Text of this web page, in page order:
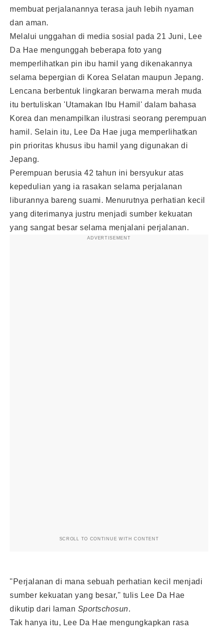
membuat perjalanannya terasa jauh lebih nyaman
dan aman.
Melalui unggahan di media sosial pada 21 Juni, Lee
Da Hae mengunggah beberapa foto yang
memperlihatkan pin ibu hamil yang dikenakannya
selama bepergian di Korea Selatan maupun Jepang.
Lencana berbentuk lingkaran berwarna merah muda
itu bertuliskan 'Utamakan Ibu Hamil' dalam bahasa
Korea dan menampilkan ilustrasi seorang perempuan
hamil. Selain itu, Lee Da Hae juga memperlihatkan
pin prioritas khusus ibu hamil yang digunakan di
Jepang.
Perempuan berusia 42 tahun ini bersyukur atas
kepedulian yang ia rasakan selama perjalanan
liburannya bareng suami. Menurutnya perhatian kecil
yang diterimanya justru menjadi sumber kekuatan
yang sangat besar selama menjalani perjalanan.
ADVERTISEMENT
SCROLL TO CONTINUE WITH CONTENT
"Perjalanan di mana sebuah perhatian kecil menjadi
sumber kekuatan yang besar," tulis Lee Da Hae
dikutip dari laman Sportschosun.
Tak hanya itu, Lee Da Hae mengungkapkan rasa